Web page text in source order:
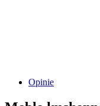
Opinie